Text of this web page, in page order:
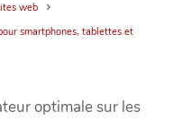
web
smartphones, tablettes et
optimale sur les